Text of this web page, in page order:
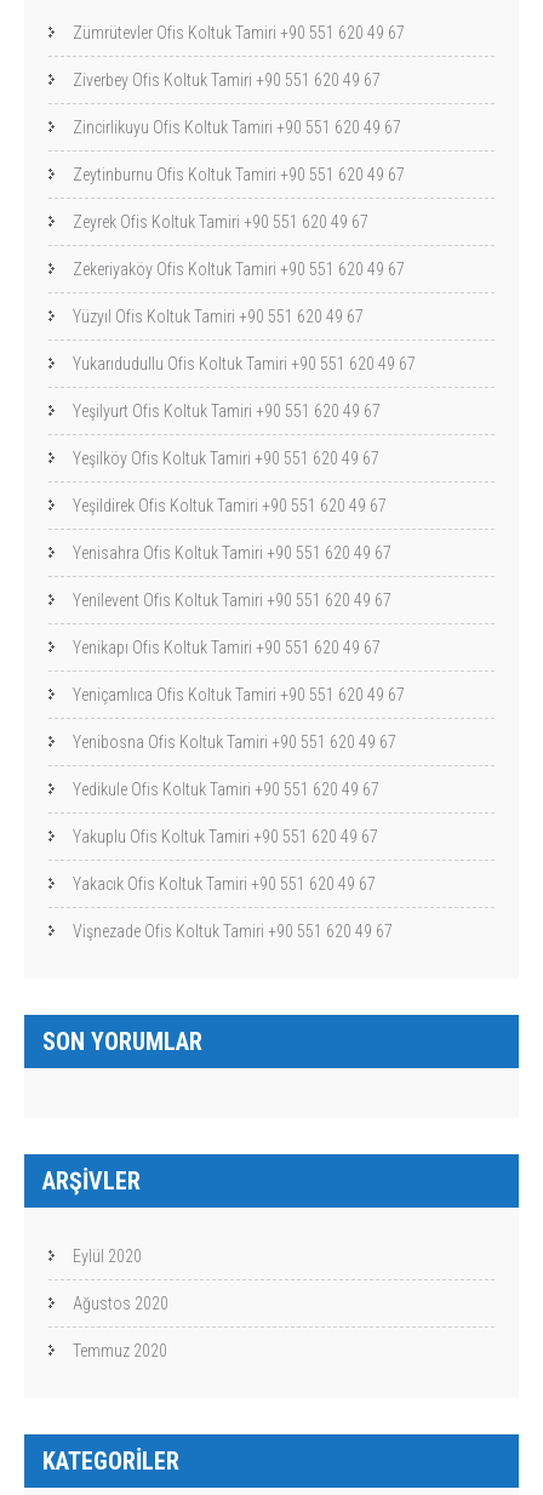
Zümrütevler Ofis Koltuk Tamiri +90 551 620 49 67
Ziverbey Ofis Koltuk Tamiri +90 551 620 49 67
Zincirlikuyu Ofis Koltuk Tamiri +90 551 620 49 67
Zeytinburnu Ofis Koltuk Tamiri +90 551 620 49 67
Zeyrek Ofis Koltuk Tamiri +90 551 620 49 67
Zekeriyaköy Ofis Koltuk Tamiri +90 551 620 49 67
Yüzyıl Ofis Koltuk Tamiri +90 551 620 49 67
Yukarıdudullu Ofis Koltuk Tamiri +90 551 620 49 67
Yeşilyurt Ofis Koltuk Tamiri +90 551 620 49 67
Yeşilköy Ofis Koltuk Tamiri +90 551 620 49 67
Yeşildirek Ofis Koltuk Tamiri +90 551 620 49 67
Yenisahra Ofis Koltuk Tamiri +90 551 620 49 67
Yenilevent Ofis Koltuk Tamiri +90 551 620 49 67
Yenikapı Ofis Koltuk Tamiri +90 551 620 49 67
Yeniçamlıca Ofis Koltuk Tamiri +90 551 620 49 67
Yenibosna Ofis Koltuk Tamiri +90 551 620 49 67
Yedikule Ofis Koltuk Tamiri +90 551 620 49 67
Yakuplu Ofis Koltuk Tamiri +90 551 620 49 67
Yakacık Ofis Koltuk Tamiri +90 551 620 49 67
Vişnezade Ofis Koltuk Tamiri +90 551 620 49 67
SON YORUMLAR
ARŞIVLER
Eylül 2020
Ağustos 2020
Temmuz 2020
KATEGORILER